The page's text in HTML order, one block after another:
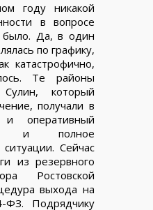
году никакой
в вопросе
было. Да, в один
по графику,
катастрофично,
Те районы
который
получали в
оперативный
и полное
Сейчас
из резервного
Ростовской
выхода на
ФЗ. Подрядчику